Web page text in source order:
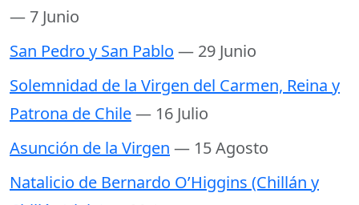
— 7 Junio
San Pedro y San Pablo — 29 Junio
Solemnidad de la Virgen del Carmen, Reina y
Patrona de Chile— 16 Julio
Asunción de la Virgen — 15 Agosto
Natalicio de Bernardo O’Higgins (Chillán y